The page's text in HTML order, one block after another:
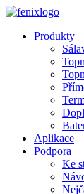
Přejít k hlavnímu
Produkty
Aplikace
Podpora
Ke